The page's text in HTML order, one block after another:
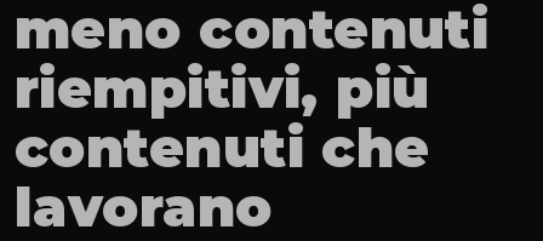
meno contenuti
riempitivi, più
contenuti che
lavorano